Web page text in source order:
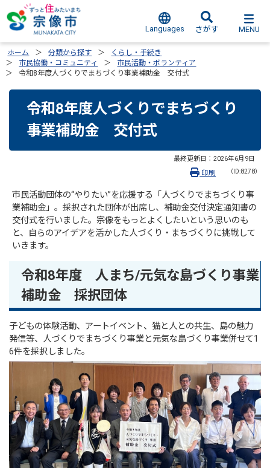
Languages さがす MENU
ホーム 分類から探す
くらし・手続き
市民協働・コミュニティ
市民活動・ボランティア
令和8年度人づくりでまちづくり事業補助金 交付式
令和8年度人づくりでまちづくり
事業補助金 交付式
最終更新日： 2026年6月9日
（ID:8278）
印刷
市民活動団体の“やりたい”を応援する「人づくりでまちづくり事
業補助金」。採択された団体が出席し、補助金交付決定通知書の
交付式を行いました。宗像をもっとよくしたいという思いのも
と、自らのアイデアを活かした人づくり・まちづくりに挑戦して
いきます。
令和8年度 人まち/元気な島づくり事業
補助金 採択団体
子どもの体験活動、アートイベント、猫と人との共生、島の魅力
発信等、人づくりでまちづくり事業と元気な島づくり事業併せて1
6件を採択しました。